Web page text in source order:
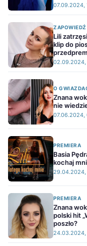
07.09.2024,
ZAPOWIEDŹ
Lili
klip do
02.09.2024,
O
Znana
nie
07.06.2024,
PREMIERA
Basia
kochaj
29.04.2024,
PREMIERA
Znana
polski hit
poszło?
24.03.2024,